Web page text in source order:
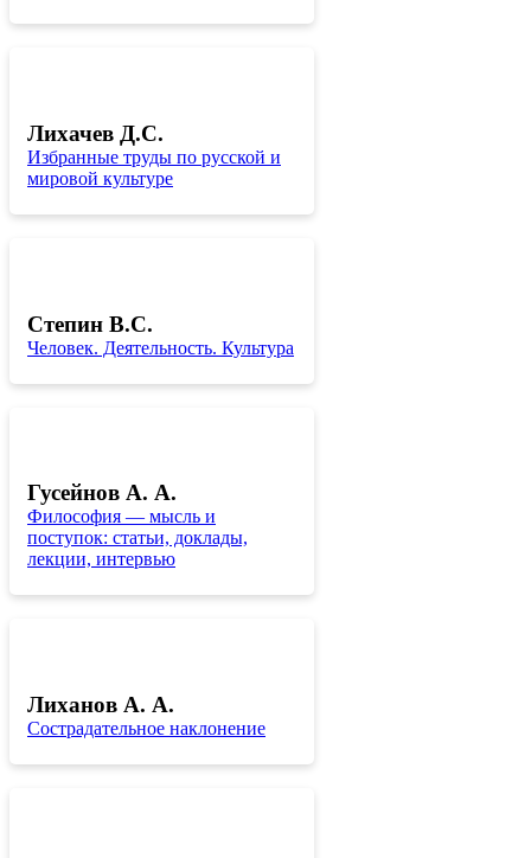
Лихачев Д.С.
Избранные труды по русской и
мировой культуре
Степин В.С.
Человек. Деятельность. Культура
Гусейнов А. А.
Философия — мысль и
поступок: статьи, доклады,
лекции, интервью
Лиханов А. А.
Сострадательное наклонение